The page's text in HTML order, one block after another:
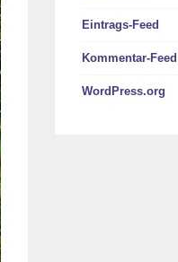
Eintrags-Feed
Kommentar-Feed
WordPress.org